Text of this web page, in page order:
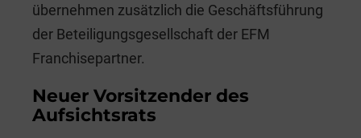
übernehmen zusätzlich die Geschäftsführung
der Beteiligungsgesellschaft der EFM
Franchisepartner.
Neuer Vorsitzender des
Aufsichtsrats